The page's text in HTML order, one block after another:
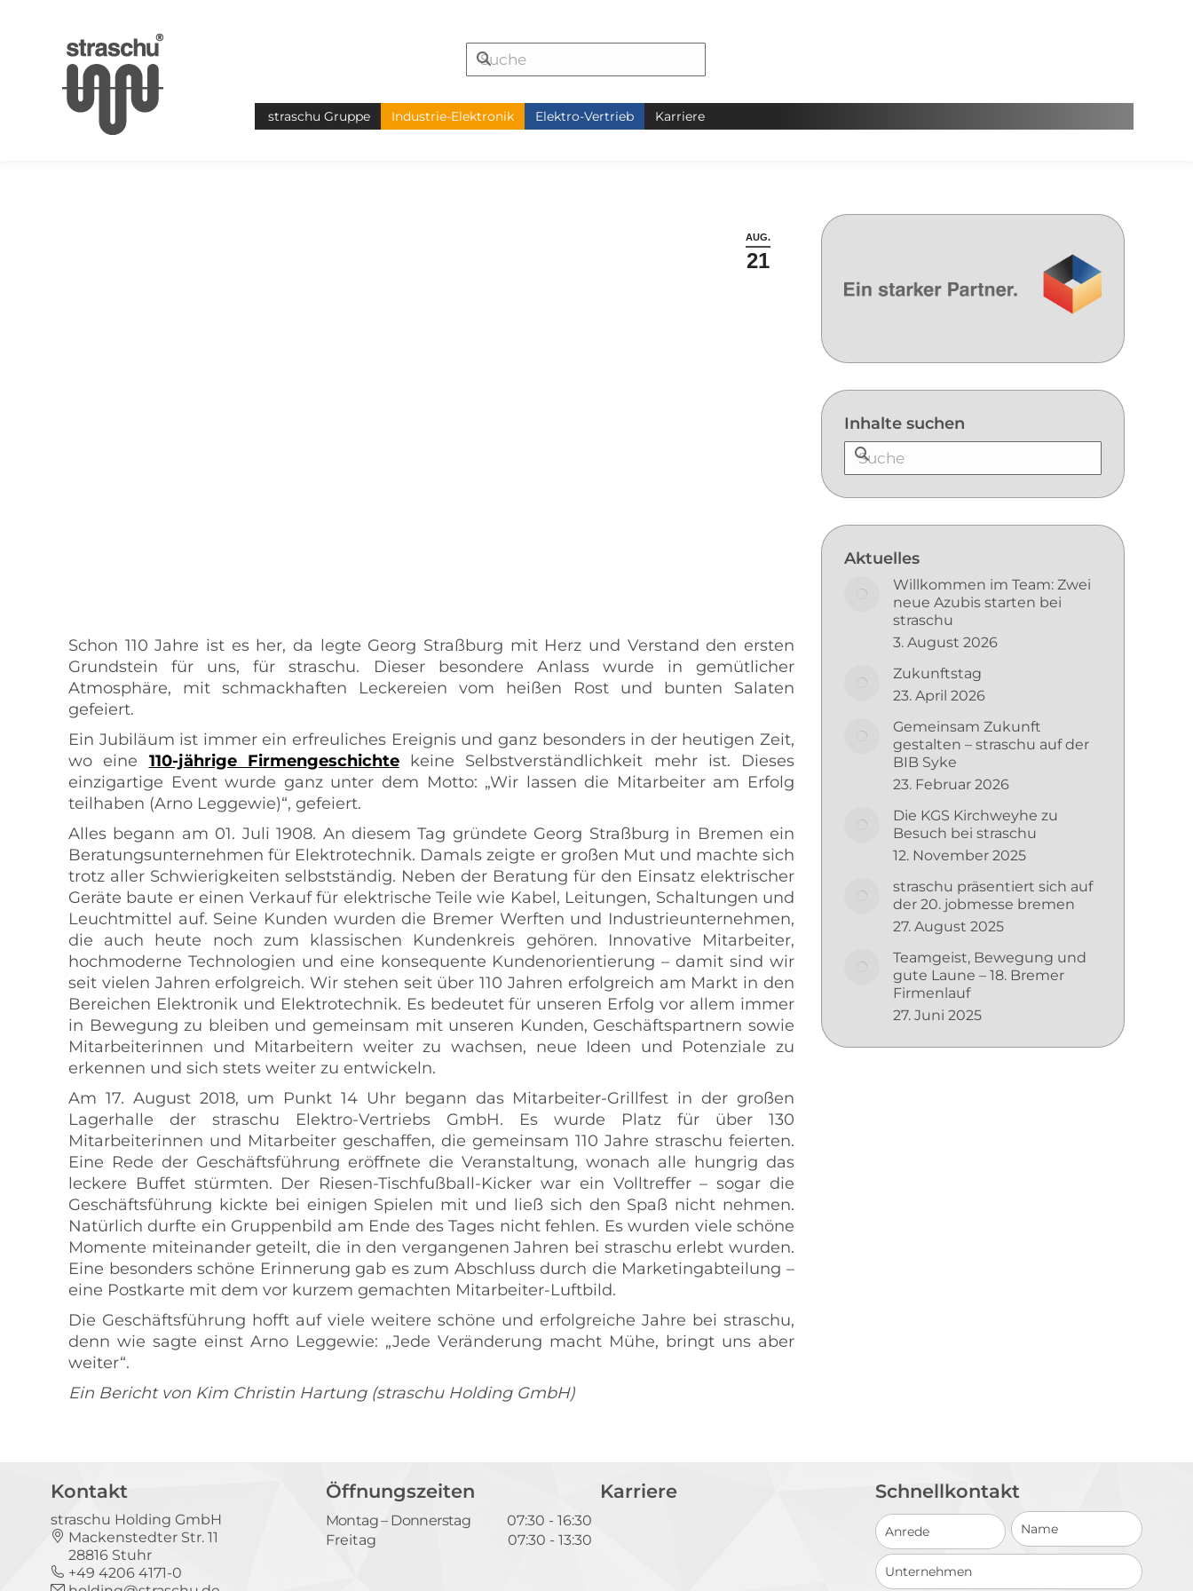
straschu Gruppe Industrie-Elektronik Elektro-Vertrieb Karriere
AUG.
21
Schon 110 Jahre ist es her, da legte Georg Straßburg mit Herz und Verstand den ersten
Grundstein für uns, für straschu. Dieser besondere Anlass wurde in gemütlicher
Atmosphäre, mit schmackhaften Leckereien vom heißen Rost und bunten Salaten
gefeiert.
Ein Jubiläum ist immer ein erfreuliches Ereignis und ganz besonders in der heutigen Zeit,
wo eine 110-jährige Firmengeschichtekeine Selbstverständlichkeit mehr ist. Dieses
einzigartige Event wurde ganz unter dem Motto: „Wir lassen die Mitarbeiter am Erfolg
teilhaben (Arno Leggewie)“, gefeiert.
Alles begann am 01. Juli 1908. An diesem Tag gründete Georg Straßburg in Bremen ein
Beratungsunternehmen für Elektrotechnik. Damals zeigte er großen Mut und machte sich
trotz aller Schwierigkeiten selbstständig. Neben der Beratung für den Einsatz elektrischer
Geräte baute er einen Verkauf für elektrische Teile wie Kabel, Leitungen, Schaltungen und
Leuchtmittel auf. Seine Kunden wurden die Bremer Werften und Industrieunternehmen,
die auch heute noch zum klassischen Kundenkreis gehören. Innovative Mitarbeiter,
hochmoderne Technologien und eine konsequente Kundenorientierung – damit sind wir
seit vielen Jahren erfolgreich. Wir stehen seit über 110 Jahren erfolgreich am Markt in den
Bereichen Elektronik und Elektrotechnik. Es bedeutet für unseren Erfolg vor allem immer
in Bewegung zu bleiben und gemeinsam mit unseren Kunden, Geschäftspartnern sowie
Mitarbeiterinnen und Mitarbeitern weiter zu wachsen, neue Ideen und Potenziale zu
erkennen und sich stets weiter zu entwickeln.
Am 17. August 2018, um Punkt 14 Uhr begann das Mitarbeiter-Grillfest in der großen
Lagerhalle der straschu Elektro-Vertriebs GmbH. Es wurde Platz für über 130
Mitarbeiterinnen und Mitarbeiter geschaffen, die gemeinsam 110 Jahre straschu feierten.
Eine Rede der Geschäftsführung eröffnete die Veranstaltung, wonach alle hungrig das
leckere Buffet stürmten. Der Riesen-Tischfußball-Kicker war ein Volltreffer – sogar die
Geschäftsführung kickte bei einigen Spielen mit und ließ sich den Spaß nicht nehmen.
Natürlich durfte ein Gruppenbild am Ende des Tages nicht fehlen. Es wurden viele schöne
Momente miteinander geteilt, die in den vergangenen Jahren bei straschu erlebt wurden.
Eine besonders schöne Erinnerung gab es zum Abschluss durch die Marketingabteilung –
eine Postkarte mit dem vor kurzem gemachten Mitarbeiter-Luftbild.
Die Geschäftsführung hofft auf viele weitere schöne und erfolgreiche Jahre bei straschu,
denn wie sagte einst Arno Leggewie: „Jede Veränderung macht Mühe, bringt uns aber
weiter“.
Ein Bericht von Kim Christin Hartung (straschu Holding GmbH)
Inhalte suchen
Aktuelles
Willkommen im Team: Zwei
neue Azubis starten bei
straschu
3. August 2026
Zukunftstag
23. April 2026
Gemeinsam Zukunft
gestalten – straschu auf der
BIB Syke
23. Februar 2026
Die KGS Kirchweyhe zu
Besuch bei straschu
12. November 2025
straschu präsentiert sich auf
der 20. jobmesse bremen
27. August 2025
Teamgeist, Bewegung und
gute Laune – 18. Bremer
Firmenlauf
27. Juni 2025
Kontakt
straschu Holding GmbH
Mackenstedter Str. 11
28816 Stuhr
+49 4206 4171-0
Öffnungszeiten
Montag – Donnerstag
07:30 - 16:30
Freitag
07:30 - 13:30
Karriere Schnellkontakt
Schnellkontakt